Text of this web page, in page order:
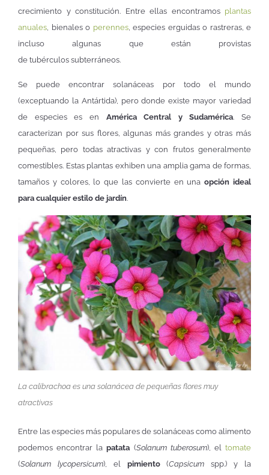
crecimiento y constitución. Entre ellas encontramos plantas
anuales, bienales o perennes, especies erguidas o rastreras, e
incluso algunas que están provistas
de tubérculos subterráneos.
Se puede encontrar solanáceas por todo el mundo
(exceptuando la Antártida), pero donde existe mayor variedad
de especies es en América Central y Sudamérica. Se
caracterizan por sus flores, algunas más grandes y otras más
pequeñas, pero todas atractivas y con frutos generalmente
comestibles. Estas plantas exhiben una amplia gama de formas,
tamaños y colores, lo que las convierte en unaopción ideal
para cualquier estilo de jardín.
La calibrachoa es una solanácea de pequeñas flores muy
atractivas
Entre las especies más populares de solanáceas como alimento
podemos encontrar lapatata (Solanum tuberosum), eltomate
(Solanum lycopersicum), el pimiento(Capsicum spp.) y la